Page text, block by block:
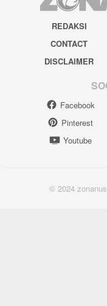
REDAKSI
CONTACT
DISCLAIMER
Facebook
Pinterest
Youtube
© 2024